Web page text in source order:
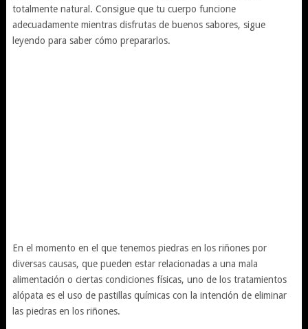
totalmente natural. Consigue que tu cuerpo funcione
adecuadamente mientras disfrutas de buenos sabores, sigue
leyendo para saber cómo prepararlos.
En el momento en el que tenemos piedras en los riñones por
diversas causas, que pueden estar relacionadas a una mala
alimentación o ciertas condiciones físicas, uno de los tratamientos
alópata es el uso de pastillas químicas con la intención de eliminar
las piedras en los riñones.